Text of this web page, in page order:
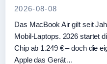
2026-08-08
Das MacBook Air gilt seit
Mobil-Laptops. 2026 startet
Chip ab 1.249 € – doch die
Apple das Gerät…